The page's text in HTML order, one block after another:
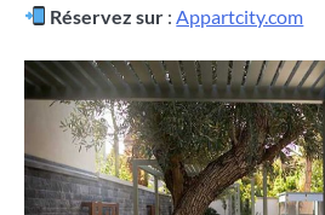
Réservez sur :Appartcity.com